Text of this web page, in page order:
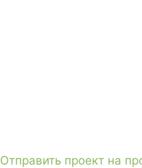
Отправить проект на